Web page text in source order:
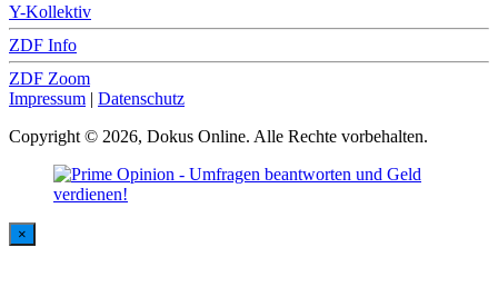
Y-Kollektiv
ZDF Info
ZDF Zoom
Impressum | Datenschutz
Copyright © 2026, Dokus Online. Alle Rechte vorbehalten.
×